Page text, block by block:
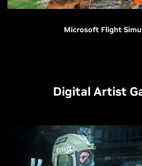
Microsoft Flight
Digital Artist